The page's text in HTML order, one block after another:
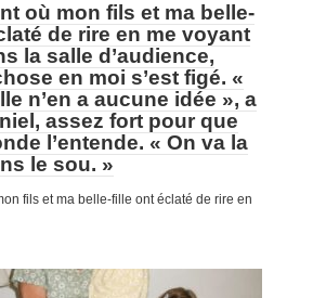
où mon fils et ma belle-
de rire en me voyant
la salle d’audience,
en moi s’est figé. «
n’en a aucune idée », a
assez fort pour que
l’entende. « On va la
le sou. »
fils et ma belle-fille ont éclaté de rire en